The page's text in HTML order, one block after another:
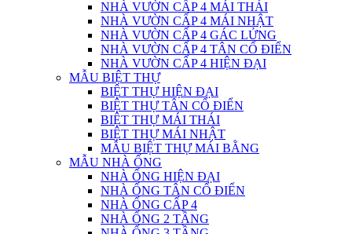
NHÀ VƯỜN CẤP 4 MÁI THÁI
NHÀ VƯỜN CẤP 4 MÁI NHẬT
NHÀ VƯỜN CẤP 4 GÁC LỬNG
NHÀ VƯỜN CẤP 4 TÂN CỔ ĐIỂN
NHÀ VƯỜN CẤP 4 HIỆN ĐẠI
MẪU BIỆT THỰ
BIỆT THỰ HIỆN ĐẠI
BIỆT THỰ TÂN CỔ ĐIỂN
BIỆT THỰ MÁI THÁI
BIỆT THỰ MÁI NHẬT
MẪU BIỆT THỰ MÁI BẰNG
MẪU NHÀ ỐNG
NHÀ ỐNG HIỆN ĐẠI
NHÀ ỐNG TÂN CỔ ĐIỂN
NHÀ ỐNG CẤP 4
NHÀ ỐNG 2 TẦNG